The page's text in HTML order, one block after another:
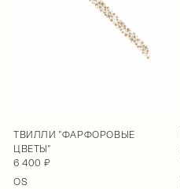
ТВИЛЛИ "ФАРФОРОВЫЕ
ЦВЕТЫ"
6 400 ₽
OS